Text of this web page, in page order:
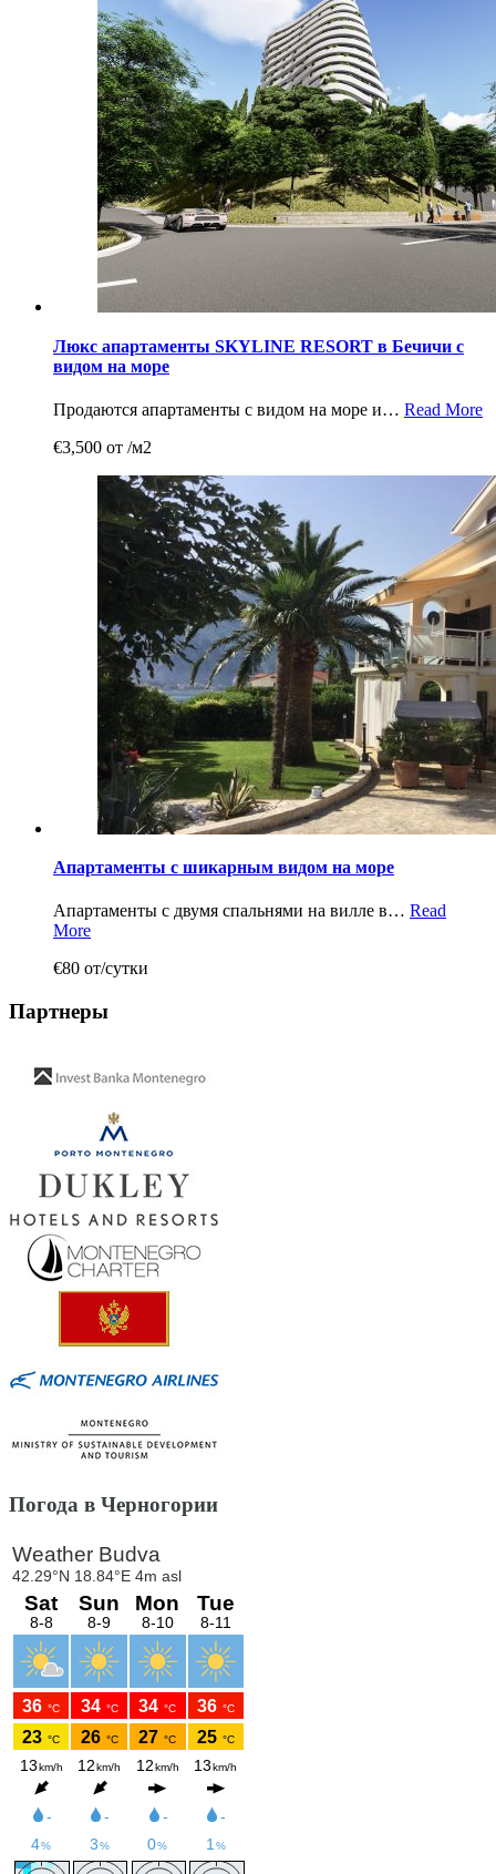
Люкс апартаменты SKYLINE RESORT в Бечичи с
видом на море
Продаются апартаменты с видом на море и… Read More
€3,500 от /м2
Апартаменты с шикарным видом на море
Апартаменты с двумя спальнями на вилле в… Read
More
€80 от/сутки
Партнеры
Погода в Черногории